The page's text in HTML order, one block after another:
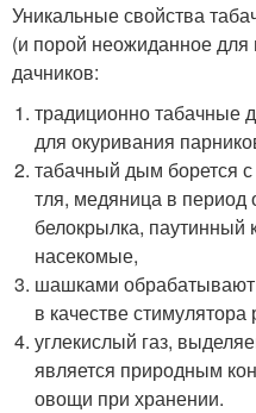
Уникальные свойства
(и порой неожиданное
дачников:
традиционно
для окуривания
табачный дым борется
тля, медяница в период
белокрылка,
насекомые,
шашками обрабатывают
в качестве
углекислый газ,
является природным
овощи при хранении.